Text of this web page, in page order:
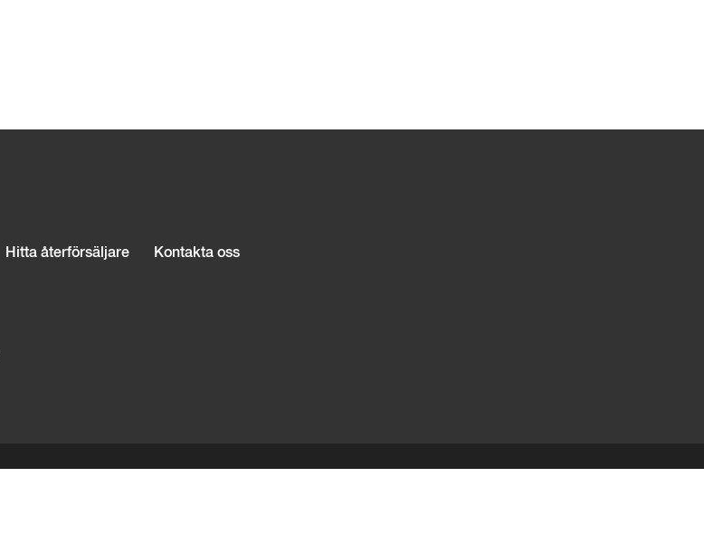
Hitta återförsäljare Kontakta oss